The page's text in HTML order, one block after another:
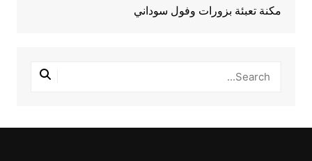
مكنة تعبئة بزورات وفول سوداني